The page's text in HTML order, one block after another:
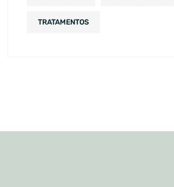
TRATAMENTOS